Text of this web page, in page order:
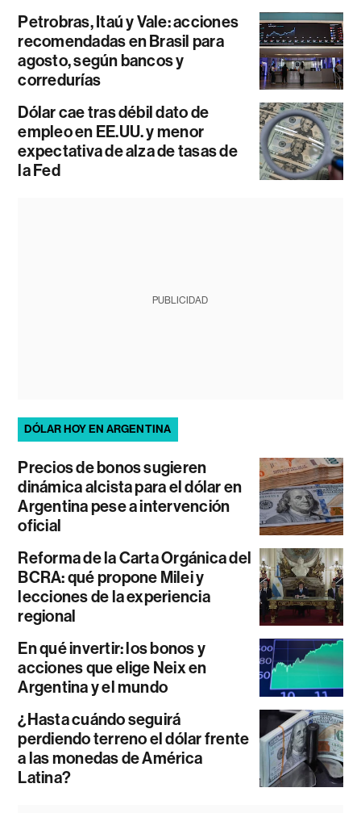
Petrobras, Itaú y Vale: acciones
recomendadas en Brasil para
agosto, según bancos y
corredurías
Dólar cae tras débil dato de
empleo en EE.UU. y menor
expectativa de alza de tasas de
la Fed
PUBLICIDAD
DÓLAR HOY EN ARGENTINA
Precios de bonos sugieren
dinámica alcista para el dólar en
Argentina pese a intervención
oficial
Reforma de la Carta Orgánica del
BCRA: qué propone Milei y
lecciones de la experiencia
regional
En qué invertir: los bonos y
acciones que elige Neix en
Argentina y el mundo
¿Hasta cuándo seguirá
perdiendo terreno el dólar frente
a las monedas de América
Latina?